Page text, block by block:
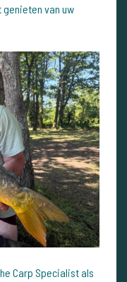
van uw
Carp Specialist als